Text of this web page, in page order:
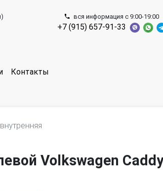
вся информация с 9:00-19:00
+7 (915) 657-91-33
Контакты
Volkswagen Caddy